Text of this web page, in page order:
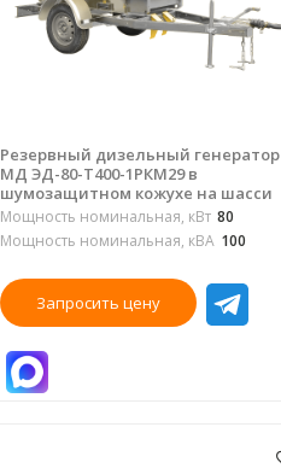
Резервный дизельный генератор
МД ЭД-80-Т400-1РКМ29 в
шумозащитном кожухе на шасси
Мощность номинальная, кВт 80
Мощность номинальная, кВА 100
Запросить цену